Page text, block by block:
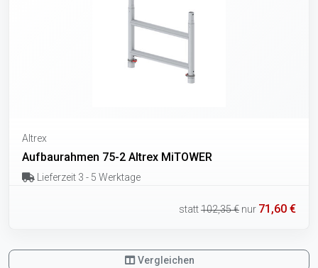
Altrex
Aufbaurahmen 75-2 Altrex MiTOWER
Lieferzeit 3 - 5 Werktage
statt102,35 € nur 71,60 €
Vergleichen